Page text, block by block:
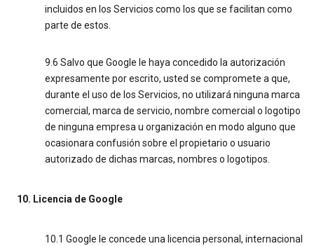
incluidos en los Servicios como los que se facilitan como
parte de estos.
9.6 Salvo que Google le haya concedido la autorización
expresamente por escrito, usted se compromete a que,
durante el uso de los Servicios, no utilizará ninguna marca
comercial, marca de servicio, nombre comercial o logotipo
de ninguna empresa u organización en modo alguno que
ocasionara confusión sobre el propietario o usuario
autorizado de dichas marcas, nombres o logotipos.
10. Licencia de Google
10.1 Google le concede una licencia personal, internacional